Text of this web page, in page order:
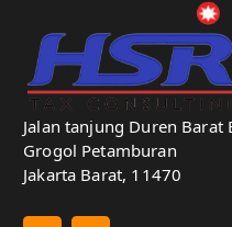
Jalan tanjung Duren
Grogol Petamburan
Jakarta Barat, 11470